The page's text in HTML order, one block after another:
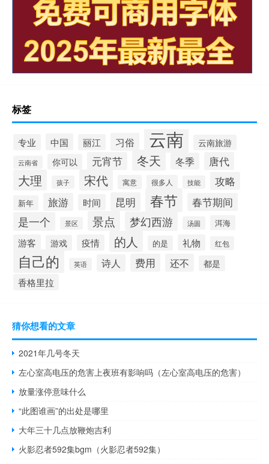
标签
专业 中国 丽江 习俗 云南 云南旅游
云南省 你可以 元宵节 冬天 冬季 唐代
大理 孩子 宋代 寓意 很多人 技能 攻略
新年 旅游 时间 昆明 春节 春节期间
是一个 景区 景点 梦幻西游 汤圆 洱海
游客 游戏 疫情 的人 的是 礼物 红包
自己的 英语 诗人 费用 还不 都是
香格里拉
猜你想看的文章
2021年几号冬天
左心室高电压的危害上夜班有影响吗（左心室高电压的危害）
放量涨停意味什么
“此图谁画”的出处是哪里
大年三十几点放鞭炮吉利
火影忍者592集bgm（火影忍者592集）